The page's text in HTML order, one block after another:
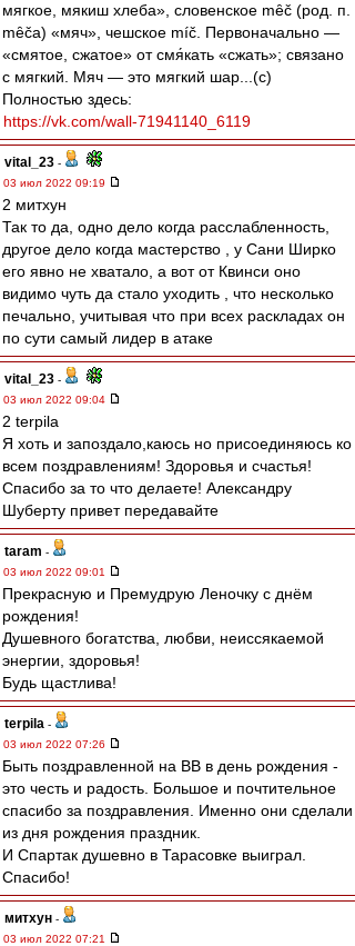
мягкое, мякиш хлеба», словенское mȇč (род. п.
mȇčа) «мяч», чешское míč. Первоначально —
«смятое, сжатое» от смя́кать «сжать»; связано
с мягкий. Мяч — это мягкий шар...(с)
Полностью здесь:
https://vk.com/wall-71941140_6119
vital_23 -
03 июл 2022 09:19
2 митхун
Так то да, одно дело когда расслабленность,
другое дело когда мастерство , у Сани Ширко
его явно не хватало, а вот от Квинси оно
видимо чуть да стало уходить , что несколько
печально, учитывая что при всех раскладах он
по сути самый лидер в атаке
vital_23 -
03 июл 2022 09:04
2 terpila
Я хоть и запоздало,каюсь но присоединяюсь ко
всем поздравлениям! Здоровья и счастья!
Спасибо за то что делаете! Александру
Шуберту привет передавайте
taram -
03 июл 2022 09:01
Прекрасную и Премудрую Леночку с днём
рождения!
Душевного богатства, любви, неиссякаемой
энергии, здоровья!
Будь щастлива!
terpila -
03 июл 2022 07:26
Быть поздравленной на ВВ в день рождения -
это честь и радость. Большое и почтительное
спасибо за поздравления. Именно они сделали
из дня рождения праздник.
И Спартак душевно в Тарасовке выиграл.
Спасибо!
митхун -
03 июл 2022 07:21